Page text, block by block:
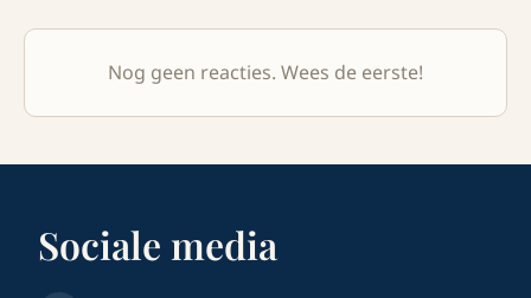
Nog geen reacties. Wees de eerste!
Sociale media